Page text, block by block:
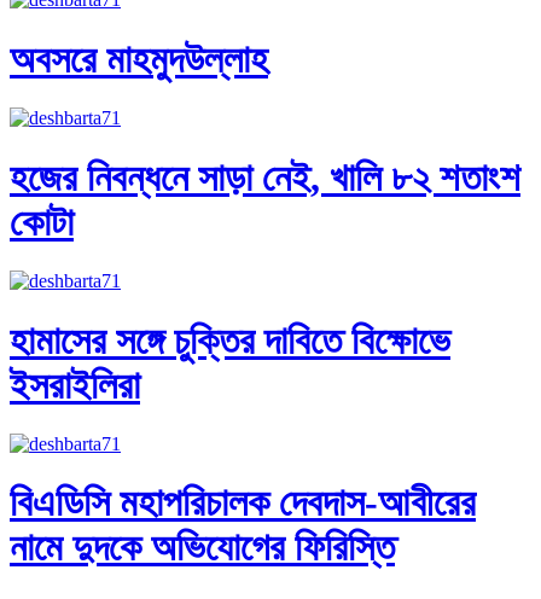
অবসরে মাহমুদউল্লাহ
হজের নিবন্ধনে সাড়া নেই, খালি ৮২ শতাংশ
কোটা
হামাসের সঙ্গে চুক্তির দাবিতে বিক্ষোভে
ইসরাইলিরা
বিএডিসি মহাপরিচালক দেবদাস-আবীরের
নামে দুদকে অভিযোগের ফিরিস্তি